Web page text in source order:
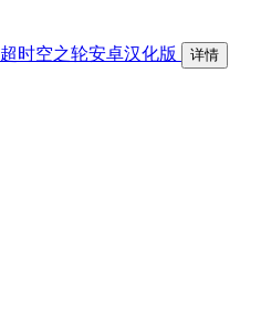
超时空之轮安卓汉化版 详情